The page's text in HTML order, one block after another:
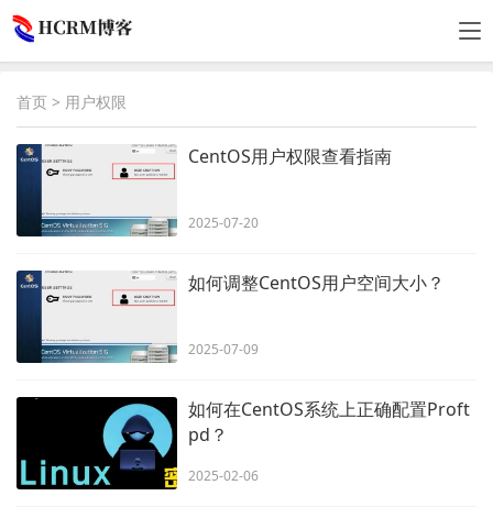
首页 > 用户权限
CentOS用户权限查看指南
2025-07-20
如何调整CentOS用户空间大小？
2025-07-09
如何在CentOS系统上正确配置Proft
pd？
2025-02-06